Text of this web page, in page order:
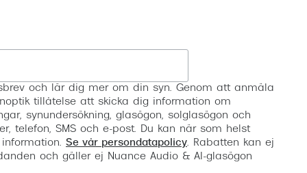
och lär dig mer om din syn. Genom att anmäla
tillåtelse att skicka dig information om
synundersökning, glasögon, solglasögon och
telefon, SMS och e-post. Du kan när som helst
Se vår persondatapolicy. Rabatten kan ej
och gäller ej Nuance Audio & AI-glasögon